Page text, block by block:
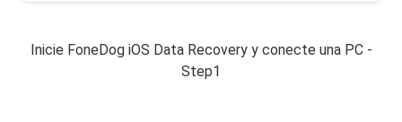
Inicie FoneDog iOS Data Recovery y conecte una PC -
Step1